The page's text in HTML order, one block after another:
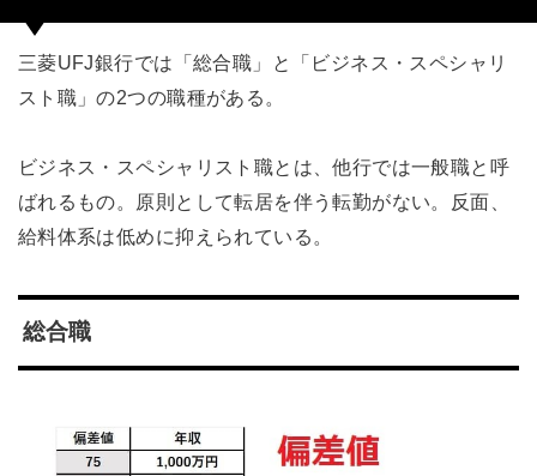
三菱UFJ銀行では「総合職」と「ビジネス・スペシャリ
スト職」の2つの職種がある。
ビジネス・スペシャリスト職とは、他行では一般職と呼
ばれるもの。原則として転居を伴う転勤がない。反面、
給料体系は低めに抑えられている。
総合職